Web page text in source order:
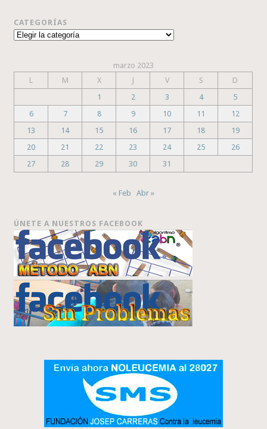
CATEGORÍAS
Categorías
marzo 2023
L
M X J V S
D
1
2 3 4
5
6
7 8 9 10 11
12
13
14 15 16 17 18
19
20
21 22 23 24 25
26
27
28 29 30 31
« Feb Abr »
ÚNETE A NUESTROS FACEBOOK